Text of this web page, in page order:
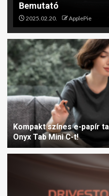
Bemutató
2025.02.20. ApplePie
Kompakt színes e-papír
Onyx Tab Mini C-t!